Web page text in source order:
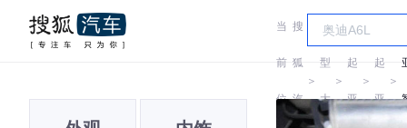
当
前
位
搜
狐
汽
＞
车
型
大
＞
起
亚
＞
起
亚
＞